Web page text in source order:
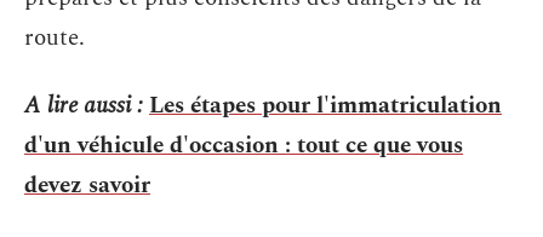
route.
A lire aussi :Les étapes pour l'immatriculation
d'un véhicule d'occasion : tout ce que vous
devez savoir